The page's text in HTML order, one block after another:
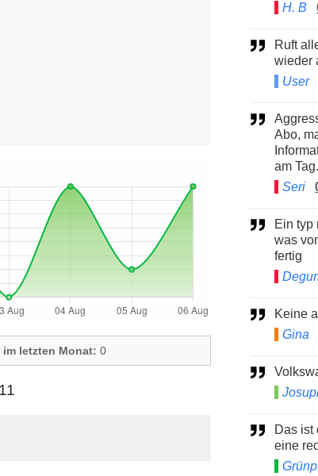
im letzten Monat: 0
H. B
Ruft alle paar tage an und legt sofort
wieder
User
Aggressive Werbung. Mal Zeitungs
Abo,
am
Seri
Ein typ ruft an und erzählt aufdringlich
was
fertig
Keine
Gina
Das ist die db konzern aus berlin,
eine